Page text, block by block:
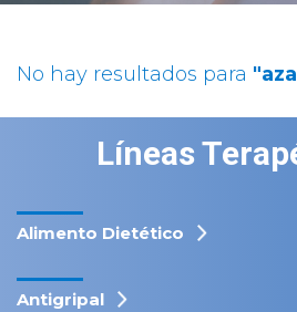
No hay resultados para
Líneas
Alimento Dietético
Antigripal